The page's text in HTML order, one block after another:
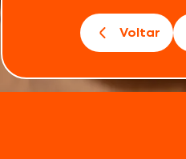
Voltar